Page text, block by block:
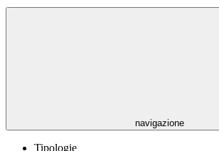
navigazione
Tipologie